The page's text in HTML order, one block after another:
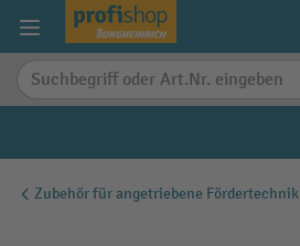
springen
Zubehör für angetriebene Fördertechnik